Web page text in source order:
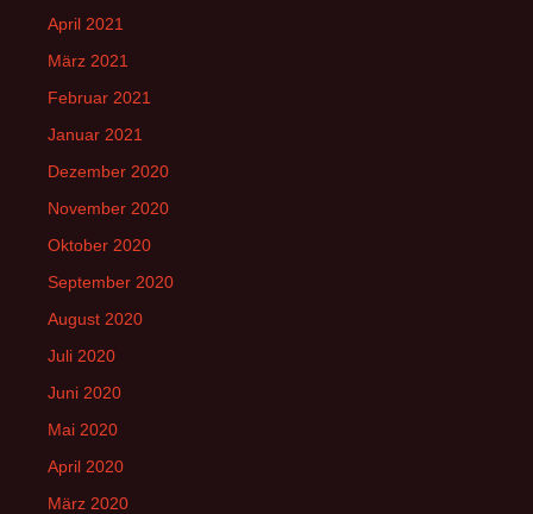
April 2021
März 2021
Februar 2021
Januar 2021
Dezember 2020
November 2020
Oktober 2020
September 2020
August 2020
Juli 2020
Juni 2020
Mai 2020
April 2020
März 2020